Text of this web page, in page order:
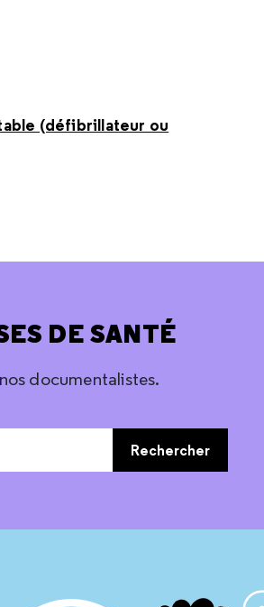
(défibrillateur ou
DE SANTÉ
documentalistes.
Rechercher